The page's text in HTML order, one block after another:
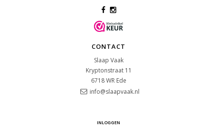
CONTACT
Slaap Vaak
Kryptonstraat 11
6718 WR Ede
info@slaapvaak.nl
INLOGGEN